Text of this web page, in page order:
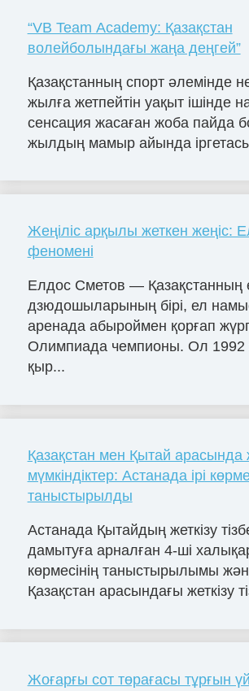
“VB Team Academy: Қазақстан
волейболындағы жаңа деңгей”
Қазақстанның спорт әлемінде
жылға жетпейтін уақыт ішінде
сенсация жасаған жоба пайда
жылдың мамыр айында
Жеңіліс арқылы жеткен жеңіс:
феномені
Елдос Сметов — Қазақстанның
дзюдошыларының бірі, ел
аренада абыроймен қорғап
Олимпиада чемпионы. Ол
қыр...
Қазақстан мен Қытай арасында
мүмкіндіктер: Астанада ірі
таныстырылды
Астанада Қытайдың жеткізу
дамытуға арналған 4-ші
көрмесінің таныстырылымы
Қазақстан арасындағы жеткізу
Жоғарғы сот төрағасы тұрғын